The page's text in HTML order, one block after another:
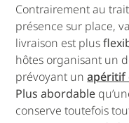
Contrairement au
présence sur place,
livraison est plus
hôtes organisant un
prévoyant unapéritif
Plus abordable
conserve toutefois